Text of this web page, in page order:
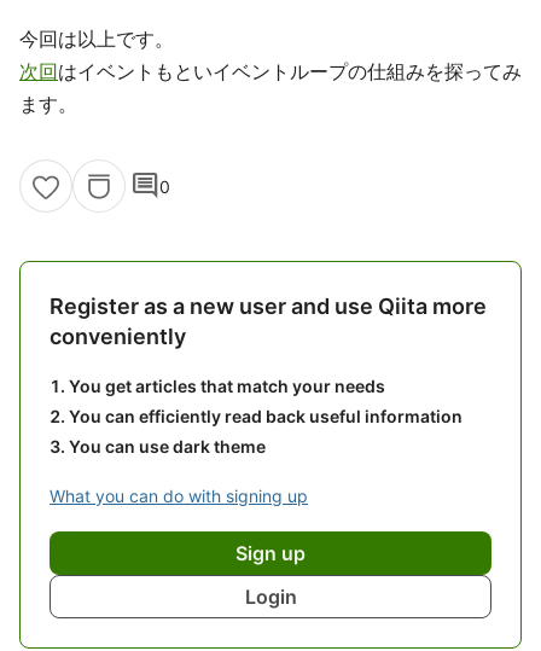
今回は以上です。
次回はイベントもといイベントループの仕組みを探ってみ
ます。
comment0
Register as a new user and use Qiita more
conveniently
You get articles that match your needs
You can efficiently read back useful information
You can use dark theme
What you can do with signing up
Sign up
Login